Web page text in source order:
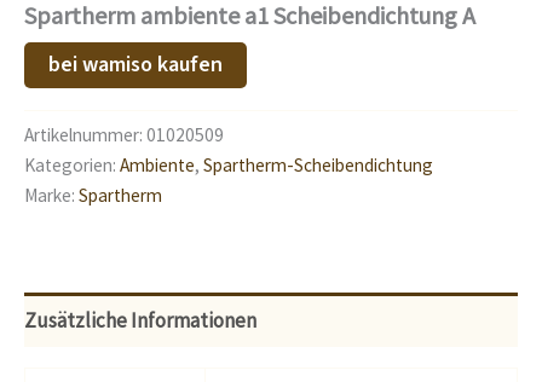
Spartherm ambiente a1 Scheibendichtung A
bei wamiso kaufen
Artikelnummer: 01020509
Kategorien: Ambiente, Spartherm-Scheibendichtung
Marke: Spartherm
Zusätzliche Informationen